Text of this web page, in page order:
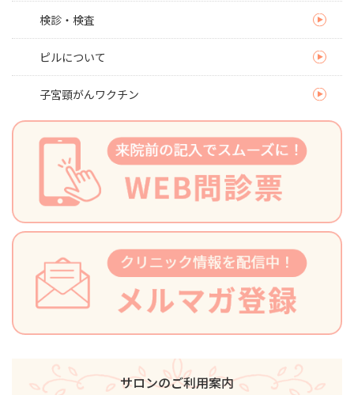
検診・検査
ピルについて
子宮頸がんワクチン
サロンのご利用案内